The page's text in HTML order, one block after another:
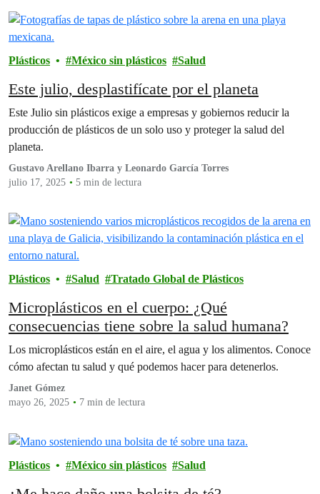
Plásticos México sin plásticos Salud
Este julio, desplastifícate por el planeta
Este Julio sin plásticos exige a empresas y gobiernos reducir la
producción de plásticos de un solo uso y proteger la salud del
planeta.
Gustavo Arellano Ibarra y Leonardo García Torres
julio 17, 2025
5 min de lectura
Plásticos Salud Tratado Global de Plásticos
Microplásticos en el cuerpo: ¿Qué
consecuencias tiene sobre la salud humana?
Los microplásticos están en el aire, el agua y los alimentos. Conoce
cómo afectan tu salud y qué podemos hacer para detenerlos.
Janet Gómez
mayo 26, 2025
7 min de lectura
Plásticos México sin plásticos Salud